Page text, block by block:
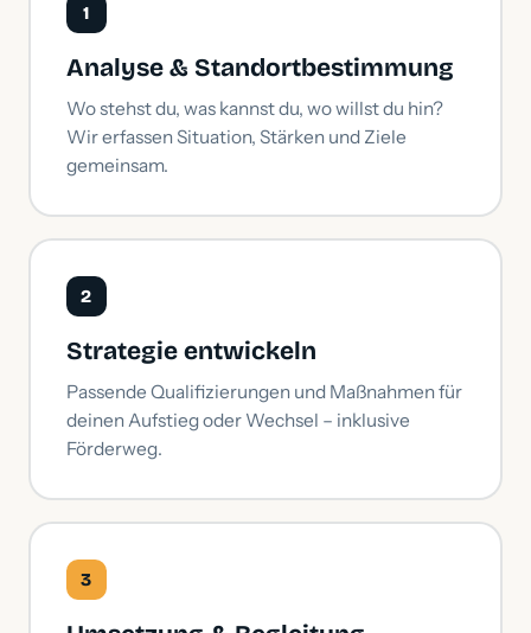
1
Analyse & Standortbestimmung
Wo stehst du, was kannst du, wo willst du hin?
Wir erfassen Situation, Stärken und Ziele
gemeinsam.
2
Strategie entwickeln
Passende Qualifizierungen und Maßnahmen für
deinen Aufstieg oder Wechsel – inklusive
Förderweg.
3